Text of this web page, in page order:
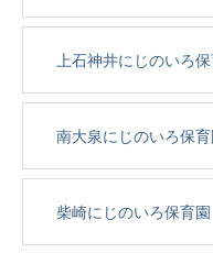
上石神井にじのいろ
南大泉にじのいろ保育
柴崎にじのいろ保育園